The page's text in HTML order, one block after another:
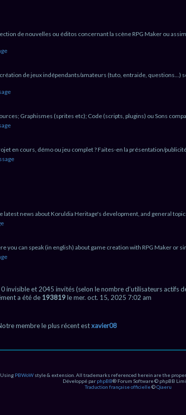
de nouvelles ou éditos concernant la scène RPG Maker ou
de jeux indépendants/amateurs (tuto, entraide, questions...)
Graphismes (sprites etc); Code (scripts, plugins) ou Sons
en cours, démo ou jeu complet ? Faites-en la présentation/
latest news about Koruldia Heritage's development, and general
you can speak (in english) about game creation with RPG Maker or
invisible et 2045 invités (selon le nombre d’utilisateurs actifs
a été de 193819le mer. oct. 15, 2025 7:02 am
membre le plus récent estxavier08
Using PBWoWstyle & extension. All trademarks referenced herein are the
Développé par phpBB® Forum Software © phpBB
Traduction française officielle©Qiaeru